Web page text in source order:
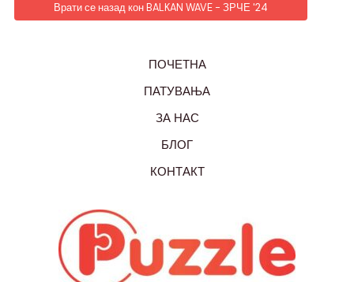
Врати се назад кон BALKAN WAVE - ЗРЧЕ '24
ПОЧЕТНА
ПАТУВАЊА
ЗА НАС
БЛОГ
КОНТАКТ